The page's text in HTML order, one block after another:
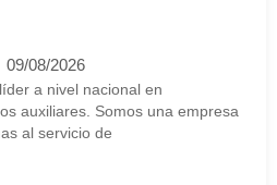
09/08/2026
a nivel nacional en
auxiliares. Somos una empresa
al servicio de